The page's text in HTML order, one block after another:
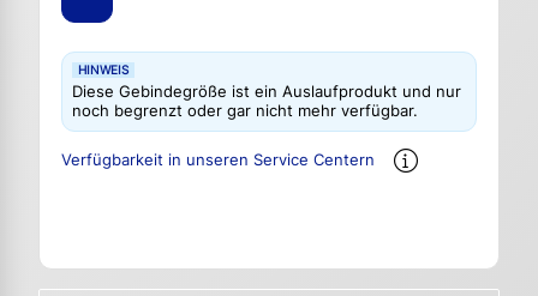
HINWEIS
Diese Gebindegröße ist ein Auslaufprodukt und nur
noch begrenzt oder gar nicht mehr verfügbar.
Verfügbarkeit in unseren Service Centern